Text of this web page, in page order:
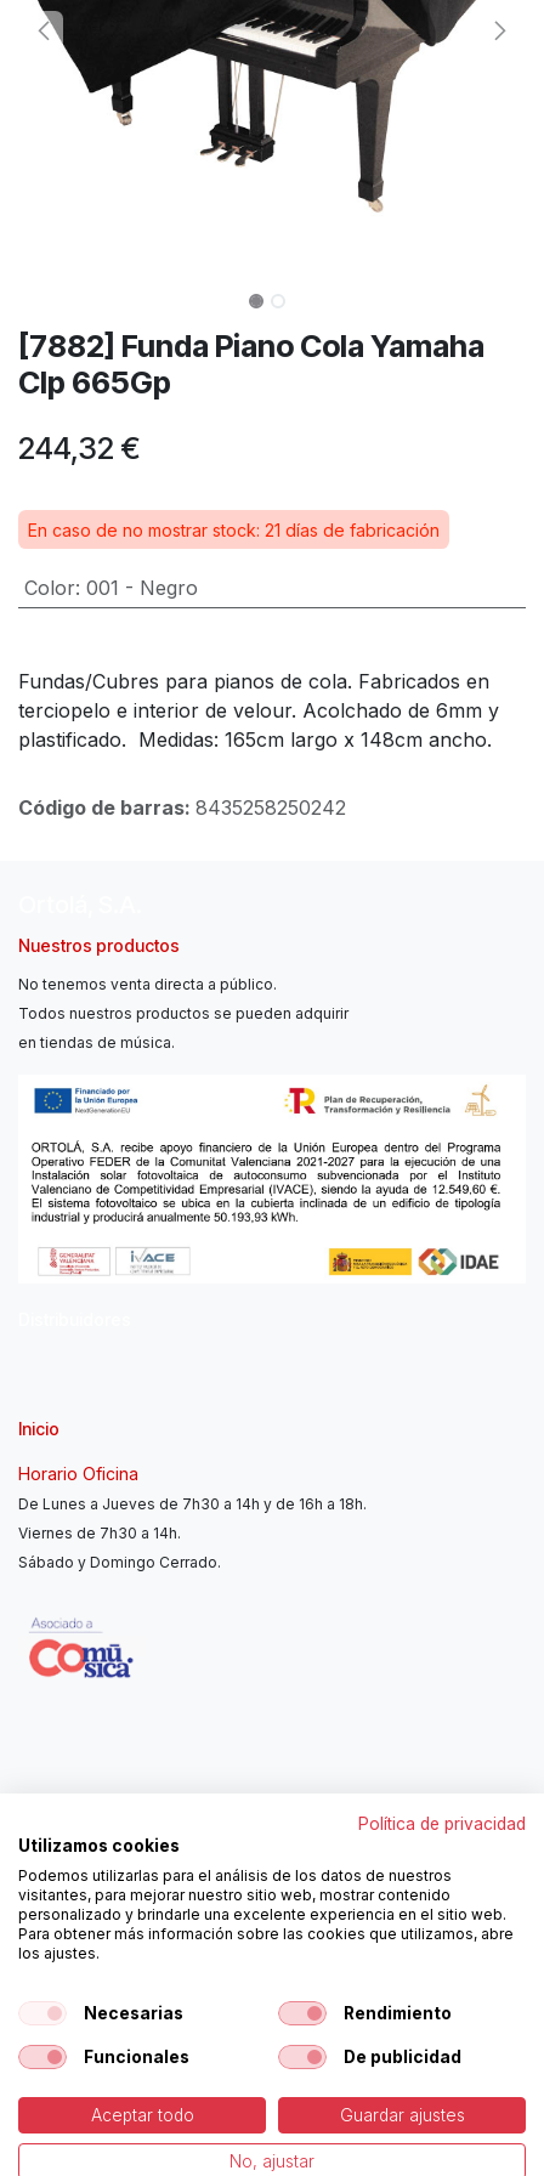
[7882] Funda Piano Cola Yamaha
Clp 665Gp
244,32 €
En caso de no mostrar stock: 21 días de fabricación
Color: 001 - Negro
Fundas/Cubres para pianos de cola. Fabricados en
terciopelo e interior de velour. Acolchado de 6mm y
plastificado. Medidas: 165cm largo x 148cm ancho.
Código de barras: 8435258250242
Nuestros productos
No tenemos venta directa a público.
Todos nuestros productos se pueden adquirir
en tiendas de música.
Inicio
Horario Oficina
De Lunes a Jueves de 7h30 a 14h y de 16h a 18h.
Viernes de 7h30 a 14h.
Sábado y Domingo Cerrado.
962250313
ortola@ortola-sa.es
Av. d'Albaida, s/n
46840 La Pobla del Duc (Valencia)
¡Síguenos!
Copyright © Ortolá, S.A. -Política de Cookies -Aviso
Política de privacidad
Utilizamos cookies
Podemos utilizarlas para el análisis de los datos de nuestros
visitantes, para mejorar nuestro sitio web, mostrar contenido
personalizado y brindarle una excelente experiencia en el sitio web.
Para obtener más información sobre las cookies que utilizamos, abre
los ajustes.
Necesarias Rendimiento
Funcionales De publicidad
Aceptar todo Guardar ajustes
No, ajustar